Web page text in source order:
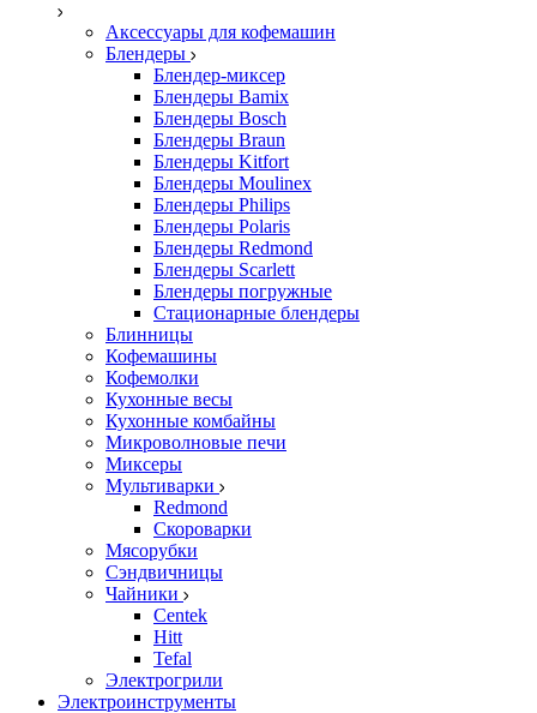
Аксессуары для кофемашин
Блендеры
Блендер-миксер
Блендеры Bamix
Блендеры Bosch
Блендеры Braun
Блендеры Kitfort
Блендеры Moulinex
Блендеры Philips
Блендеры Polaris
Блендеры Redmond
Блендеры Scarlett
Блендеры погружные
Стационарные блендеры
Блинницы
Кофемашины
Кофемолки
Кухонные весы
Кухонные комбайны
Микроволновые печи
Миксеры
Мультиварки
Redmond
Скороварки
Мясорубки
Сэндвичницы
Чайники
Centek
Hitt
Tefal
Электрогрили
Электроинструменты